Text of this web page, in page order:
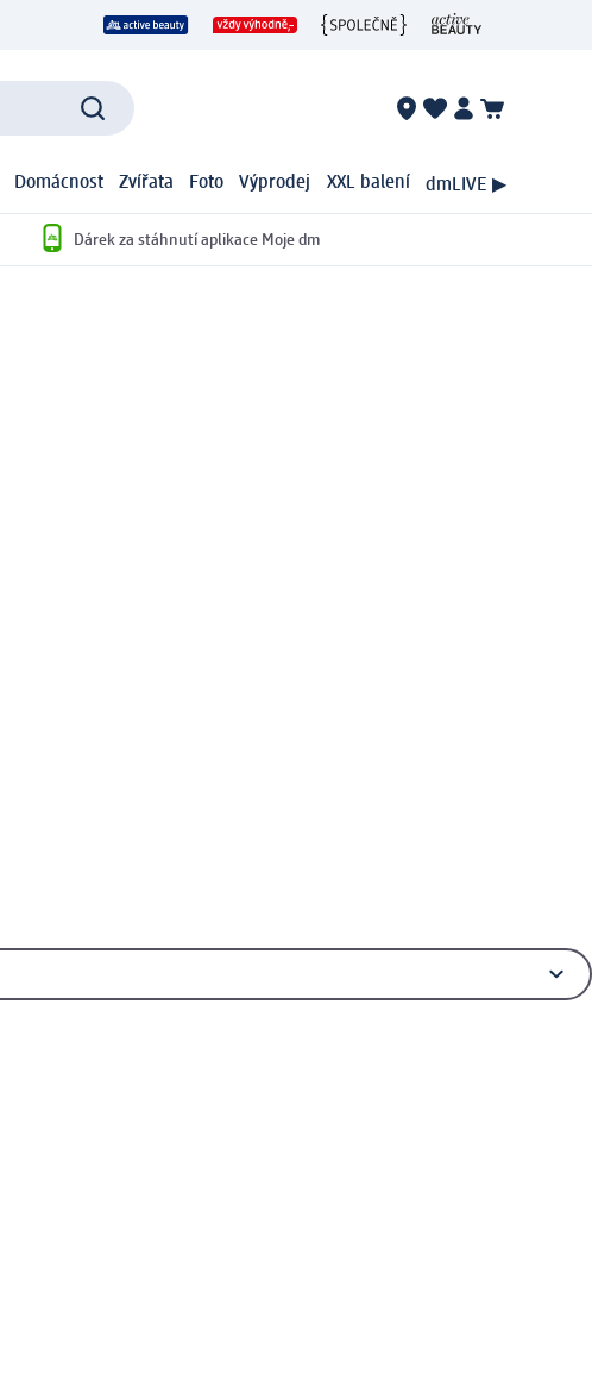
Domácnost Zvířata Foto Výprodej XXL balení dmLIVE ▶
Dárek za stáhnutí aplikace Moje dm